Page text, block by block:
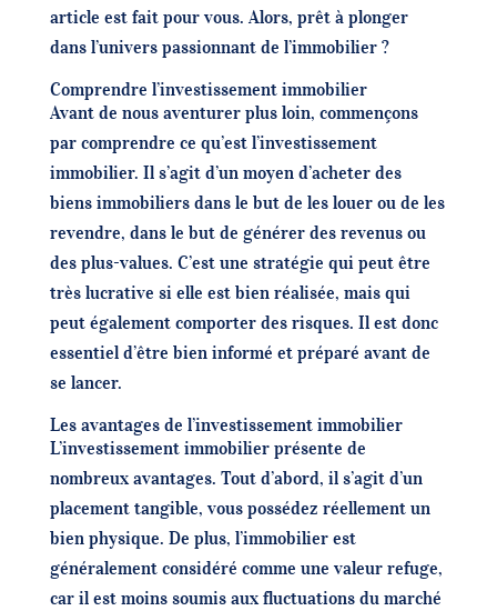
article est fait pour vous. Alors, prêt à plonger
dans l’univers passionnant de l’immobilier ?
Comprendre l’investissement immobilier
Avant de nous aventurer plus loin, commençons
par comprendre ce qu’est l’investissement
immobilier. Il s’agit d’un moyen d’acheter des
biens immobiliers dans le but de les louer ou de les
revendre, dans le but de générer des revenus ou
des plus-values. C’est une stratégie qui peut être
très lucrative si elle est bien réalisée, mais qui
peut également comporter des risques. Il est donc
essentiel d’être bien informé et préparé avant de
se lancer.
Les avantages de l’investissement immobilier
L’investissement immobilier présente de
nombreux avantages. Tout d’abord, il s’agit d’un
placement tangible, vous possédez réellement un
bien physique. De plus, l’immobilier est
généralement considéré comme une valeur refuge,
car il est moins soumis aux fluctuations du marché